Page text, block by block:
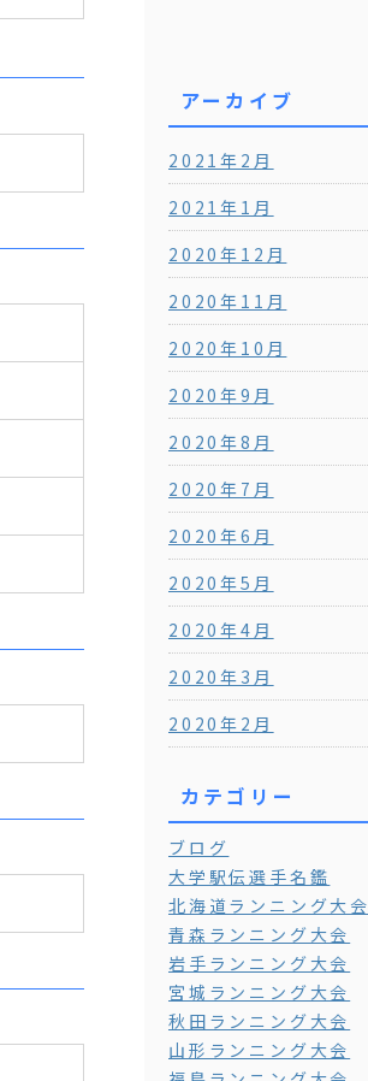
アーカイブ
2021年2月
2021年1月
2020年12月
2020年11月
2020年10月
2020年9月
2020年8月
2020年7月
2020年6月
2020年5月
2020年4月
2020年3月
2020年2月
カテゴリー
ブログ
大学駅伝選手名鑑
北海道ランニング大会
青森ランニング大会
岩手ランニング大会
宮城ランニング大会
秋田ランニング大会
山形ランニング大会